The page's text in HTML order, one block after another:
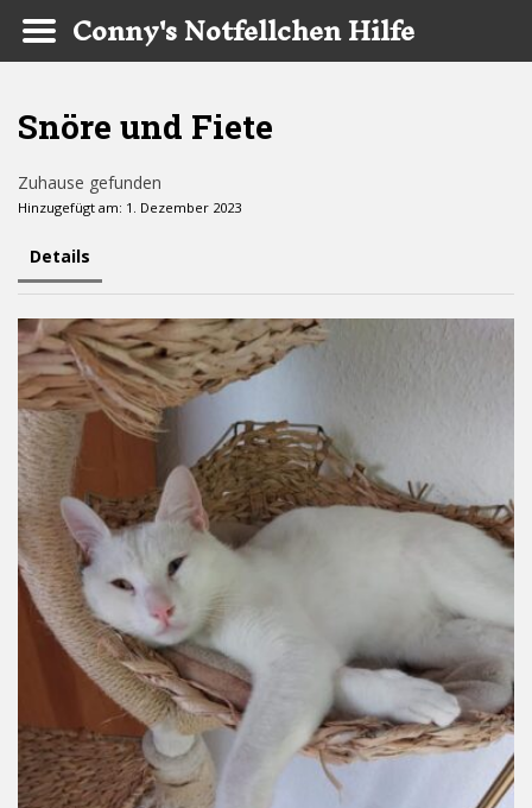
Snöre und Fiete
Zuhause gefunden
Hinzugefügt am: 1. Dezember 2023
Details
Conny's Notfellchen Hilfe